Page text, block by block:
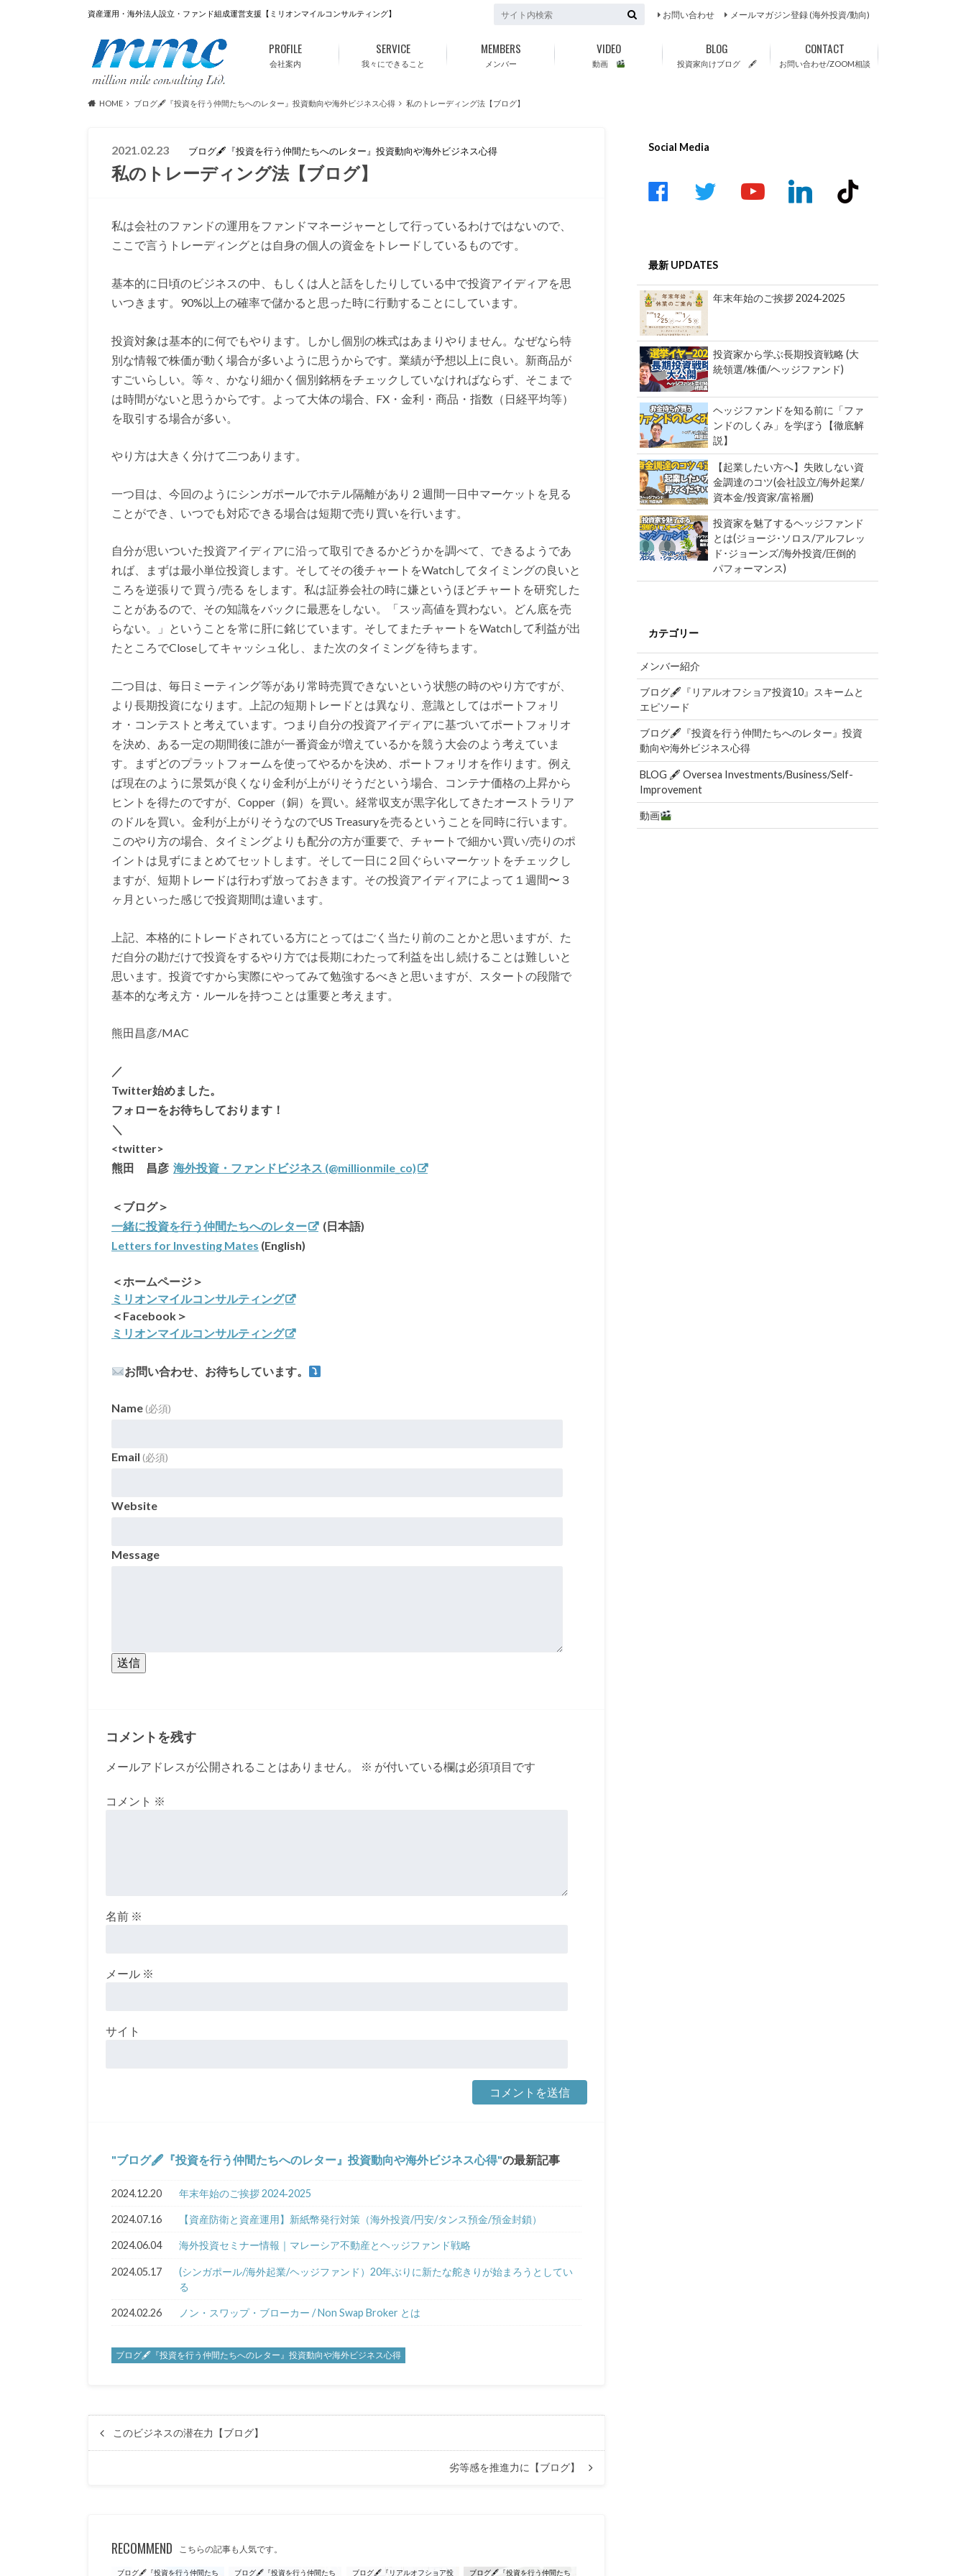
資産運用・海外法人設立・ファンド組成運営支援【ミリオンマイルコンサルティング】 お問い合わせ メールマガジン登録 (海外投資/動向)
会社案内
PROFILE
我々にできること
SERVICE
メンバー
MEMBERS
動画
VIDEO
投資家向けブログ 🖋
BLOG
お問い合わせ/ZOOM相談
CONTACT
HOME ブログ🖋『投資を行う仲間たちへのレター』投資動向や海外ビジネス心得 私のトレーディング法【ブログ】
2021.02.23 ブログ🖋『投資を行う仲間たちへのレター』投資動向や海外ビジネス心得
私のトレーディング法【ブログ】
私は会社のファンドの運用をファンドマネージャーとして行っているわけではないので、
ここで言うトレーディングとは自身の個人の資金をトレードしているものです。
基本的に日頃のビジネスの中、もしくは人と話をしたりしている中で投資アイディアを思
いつきます。90%以上の確率で儲かると思った時に行動することにしています。
投資対象は基本的に何でもやります。しかし個別の株式はあまりやりません。なぜなら特
別な情報で株価が動く場合が多いように思うからです。業績が予想以上に良い。新商品が
すごいらしい。等々、かなり細かく個別銘柄をチェックしていなければならず、そこまで
は時間がないと思うからです。よって大体の場合、FX・金利・商品・指数（日経平均等）
を取引する場合が多い。
やり方は大きく分けて二つあります。
一つ目は、今回のようにシンガポールでホテル隔離があり２週間一日中マーケットを見る
ことができ、いつでも対応できる場合は短期で売り買いを行います。
自分が思いついた投資アイディアに沿って取引できるかどうかを調べて、できるようであ
れば、まずは最小単位投資します。そしてその後チャートをWatchしてタイミングの良いと
ころを逆張りで 買う/売る をします。私は証券会社の時に嫌というほどチャートを研究した
ことがあるので、その知識をバックに最悪をしない。「スッ高値を買わない。どん底を売
らない。」ということを常に肝に銘じています。そしてまたチャートをWatchして利益が出
たところでCloseしてキャッシュ化し、また次のタイミングを待ちます。
二つ目は、毎日ミーティング等があり常時売買できないという状態の時のやり方ですが、
より長期投資になります。上記の短期トレードとは異なり、意識としてはポートフォリ
オ・コンテストと考えています。つまり自分の投資アイディアに基づいてポートフォリオ
を決め、ある一定の期間後に誰が一番資金が増えているかを競う大会のよう考えていま
す。まずどのプラットフォームを使ってやるかを決め、ポートフォリオを作ります。例え
ば現在のように景気が良くなり金利が上がりそうだという場合、コンテナ価格の上昇から
ヒントを得たのですが、Copper（銅）を買い。経常収支が黒字化してきたオーストラリア
のドルを買い。金利が上がりそうなのでUS Treasuryを売るということを同時に行います。
このやり方の場合、タイミングよりも配分の方が重要で、チャートで細かい買い/売りのポ
イントは見ずにまとめてセットします。そして一日に２回ぐらいマーケットをチェックし
ますが、短期トレードは行わず放っておきます。その投資アイディアによって１週間〜３
ヶ月といった感じで投資期間は違います。
上記、本格的にトレードされている方にとってはごく当たり前のことかと思いますが、た
だ自分の勘だけで投資をするやり方では長期にわたって利益を出し続けることは難しいと
思います。投資ですから実際にやってみて勉強するべきと思いますが、スタートの段階で
基本的な考え方・ルールを持つことは重要と考えます。
熊田昌彦/MAC
／
Twitter始めました。
フォローをお待ちしております！
＼
<twitter>
熊田 昌彦 海外投資・ファンドビジネス (@millionmile_co)
＜ブログ＞
一緒に投資を行う仲間たちへのレター
(日本語)
Letters for Investing Mates (English)
＜ホームページ＞
ミリオンマイルコンサルティング
＜Facebook＞
ミリオンマイルコンサルティング
お問い合わせ、お待ちしています。
Name (必須)
Email (必須)
Website
Message
送信
コメントを残す
メールアドレスが公開されることはありません。 ※ が付いている欄は必須項目です
コメント ※
名前 ※
メール ※
サイト
ブログ🖋『投資を行う仲間たちへのレター』投資動向や海外ビジネス心得 の最新記事
2024.12.20 年末年始のご挨拶 2024‐2025
2024.07.16 【資産防衛と資産運用】新紙幣発行対策（海外投資/円安/タンス預金/預金封鎖）
2024.06.04 海外投資セミナー情報｜マレーシア不動産とヘッジファンド戦略
2024.05.17
(シンガポール/海外起業/ヘッジファンド）20年ぶりに新たな舵きりが始まろうとしてい
る
2024.02.26 ノン・スワップ・ブローカー / Non Swap Broker とは
ブログ🖋『投資を行う仲間たちへのレター』投資動向や海外ビジネス心得
このビジネスの潜在力【ブログ】
劣等感を推進力に【ブログ】
RECOMMEND こちらの記事も人気です。
ブログ🖋『投資を行う仲間たち ブログ🖋『投資を行う仲間たち ブログ🖋『リアルオフショア投 ブログ🖋『投資を行う仲間たち
Social Media
play
linkedin tiktok
最新 UPDATES
年末年始のご挨拶 2024‐2025
投資家から学ぶ長期投資戦略 (大
統領選/株価/ヘッジファンド)
ヘッジファンドを知る前に「ファ
ンドのしくみ」を学ぼう【徹底解
説】
【起業したい方へ】失敗しない資
金調達のコツ(会社設立/海外起業/
資本金/投資家/富裕層)
投資家を魅了するヘッジファンド
とは(ジョージ･ソロス/アルフレッ
ド･ジョーンズ/海外投資/圧倒的
パフォーマンス)
カテゴリー
メンバー紹介
ブログ🖋『リアルオフショア投資10』スキームと
エピソード
ブログ🖋『投資を行う仲間たちへのレター』投資
動向や海外ビジネス心得
BLOG 🖋 Oversea Investments/Business/Self-
Improvement
動画